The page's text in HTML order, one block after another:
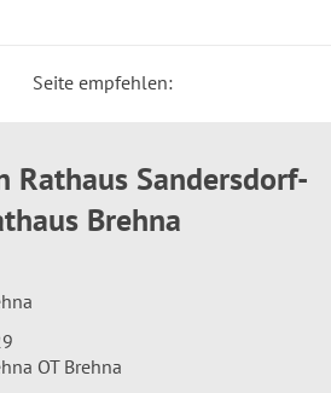
Seite empfehlen:
Rathaus Sandersdorf-
Brehna
OT Brehna